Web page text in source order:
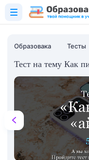
Образовака Тесты
Тест на тему Как